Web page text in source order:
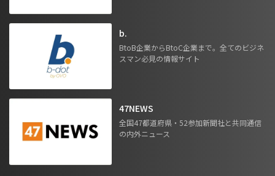
b.
BtoB企業からBtoC企業まで。全てのビジネ
スマン必見の情報サイト
47NEWS
全国47都道府県・52参加新聞社と共同通信
の内外ニュース